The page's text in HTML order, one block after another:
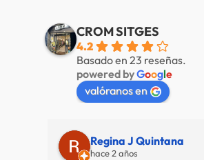
CROM SITGES
4.2
Basado en 23 reseñas.
powered byGoogle
valóranos en
Regina J Quintana
hace 2 años